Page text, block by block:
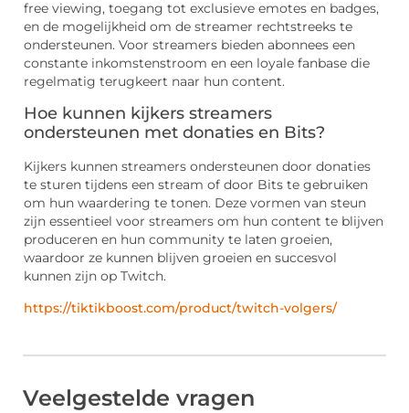
free viewing, toegang tot exclusieve emotes en badges,
en de mogelijkheid om de streamer rechtstreeks te
ondersteunen. Voor streamers bieden abonnees een
constante inkomstenstroom en een loyale fanbase die
regelmatig terugkeert naar hun content.
Hoe kunnen kijkers streamers
ondersteunen met donaties en Bits?
Kijkers kunnen streamers ondersteunen door donaties
te sturen tijdens een stream of door Bits te gebruiken
om hun waardering te tonen. Deze vormen van steun
zijn essentieel voor streamers om hun content te blijven
produceren en hun community te laten groeien,
waardoor ze kunnen blijven groeien en succesvol
kunnen zijn op Twitch.
https://tiktikboost.com/product/twitch-volgers/
Veelgestelde vragen